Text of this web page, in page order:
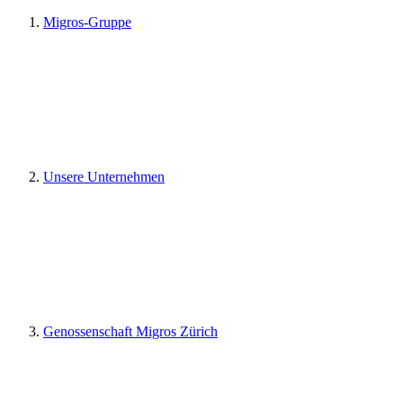
Migros-Gruppe
Unsere Unternehmen
Genossenschaft Migros Zürich